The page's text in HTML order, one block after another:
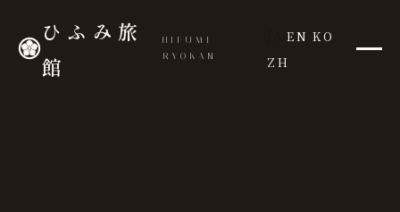
ひふみ旅
館
HIFUMI
RYOKAN
EN KO
ZH